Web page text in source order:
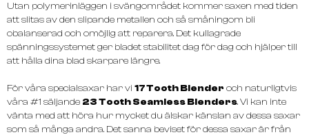
Utan polymerinläggen i svängområdet kommer saxen med tiden
att slitas av den slipande metallen och så småningom bli
obalanserad och omöjlig att reparera. Det kullagrade
spänningssystemet ger bladet stabilitet dag för dag och hjälper till
att hålla dina blad skarpare längre.
För våra specialsaxar har vi 17 Tooth Blender och naturligtvis
våra #1 säljande 23 Tooth Seamless Blenders. Vi kan inte
vänta med att höra hur mycket du älskar känslan av dessa saxar
som så många andra. Det sanna beviset för dessa saxar är från